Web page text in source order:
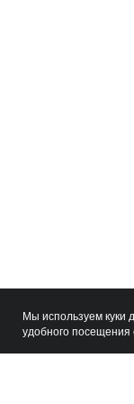
Home
Мы используем куки
удобного посещения